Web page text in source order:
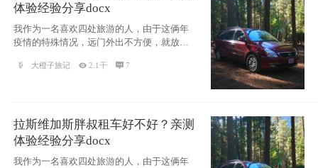
体验经验分享docx
我作为一名喜欢四处旅游的人，由于这俩年
疫情的特殊情况，远门外出不方便，就放弃
大橙子旅记 2.1千 7
拉斯维加斯胖叔租车好不好？亲测
体验经验分享docx
我作为一名喜欢四处旅游的人，由于这俩年